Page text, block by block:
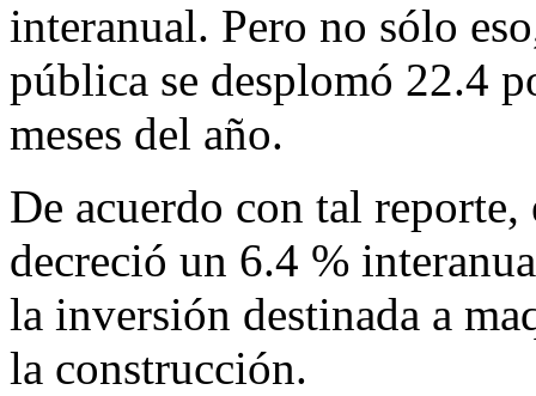
interanual. Pero no sólo
pública se desplomó 22.4
meses del año.
De acuerdo con tal
decreció un 6.4 %
la inversión destinada a
la construcción.